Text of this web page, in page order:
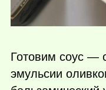
Готовим соус —
эмульсии